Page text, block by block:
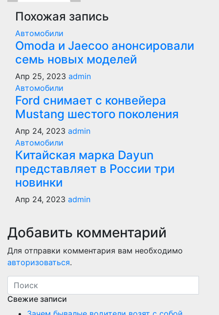
Похожая запись
Автомобили
Оmoda и Jaecoo анонсировали
семь новых моделей
Апр 25, 2023 admin
Автомобили
Ford снимает с конвейера
Mustang шестого поколения
Апр 24, 2023 admin
Автомобили
Китайская марка Dayun
представляет в России три
новинки
Апр 24, 2023 admin
Добавить комментарий
Для отправки комментария вам необходимо
авторизоваться.
Свежие записи